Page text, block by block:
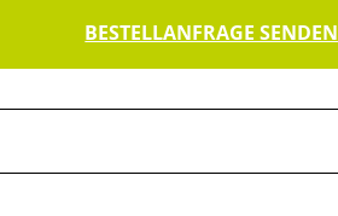
BESTELLANFRAGE SENDEN